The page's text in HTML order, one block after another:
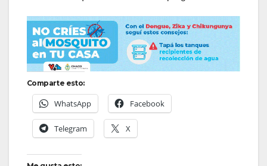
Comparte esto:
WhatsApp Facebook
Telegram X